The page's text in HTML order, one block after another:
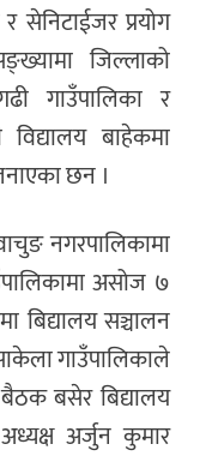
प्रयोग
जिल्लाको
गाउँपालिका र
विद्यालय बाहेकमा
छन ।
नगरपालिकामा
असोज ७
बिद्यालय सञ्चालन
गाउँपालिकाले
बैठक बसेर बिद्यालय
अर्जुन कुमार